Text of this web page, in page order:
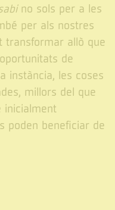
no sols per a les
per als nostres
transformar allò que
de
instància, les coses
millors del que
inicialment
poden beneficiar de